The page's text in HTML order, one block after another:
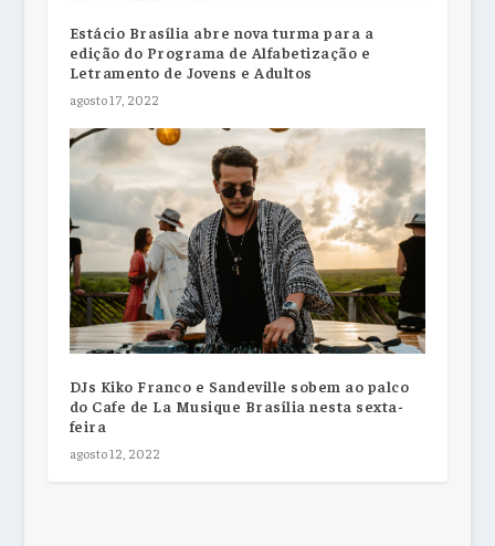
Estácio Brasília abre nova turma para a
edição do Programa de Alfabetização e
Letramento de Jovens e Adultos
agosto 17, 2022
DJs Kiko Franco e Sandeville sobem ao palco
do Cafe de La Musique Brasília nesta sexta-
feira
agosto 12, 2022